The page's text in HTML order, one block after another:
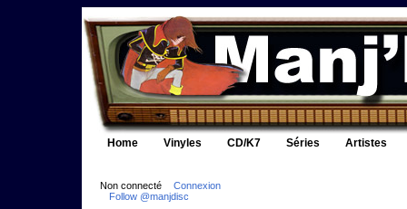
Home Vinyles CD/K7 Séries Artistes
Non connecté
Connexion
Follow @manjdisc